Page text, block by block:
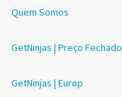
Quem Somos
GetNinjas | Preço Fechado
GetNinjas | Europ